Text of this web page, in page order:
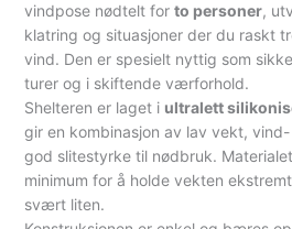
vindpose nødtelt forto personer,
klatring og situasjoner der du raskt
vind. Den er spesielt nyttig som
turer og i skiftende værforhold.
Shelteren er laget i ultralett
gir en kombinasjon av lav vekt,
god slitestyrke til nødbruk.
minimum for å holde vekten
svært liten.